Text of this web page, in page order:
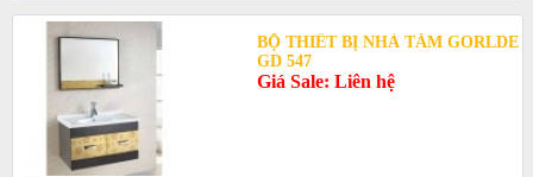
BỘ THIẾT BỊ NHÀ TẮM GORLDE
GD 547
Giá Sale: Liên hệ